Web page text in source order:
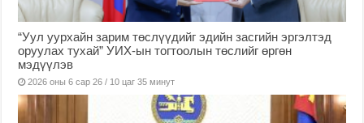
“Уул уурхайн зарим төслүүдийг эдийн засгийн эргэлтэд
оруулах тухай” УИХ-ын тогтоолын төслийг өргөн
мэдүүлэв
2026 оны 6 сар 26 / 10 цаг 35 минут